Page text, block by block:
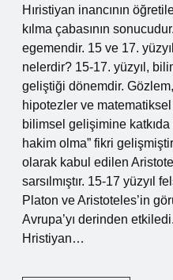
Hıristiyan inancının
kılma çabasının
egemendir. 15 ve 17.
nelerdir? 15-17. yüzyıl,
geliştiği dönemdir.
hipotezler ve
bilimsel gelişimine
hakim olma” fikri
olarak kabul edilen
sarsılmıştır. 15-17 yüzyıl
Platon ve Aristoteles’in
Avrupa’yı derinden
Hristiyan…